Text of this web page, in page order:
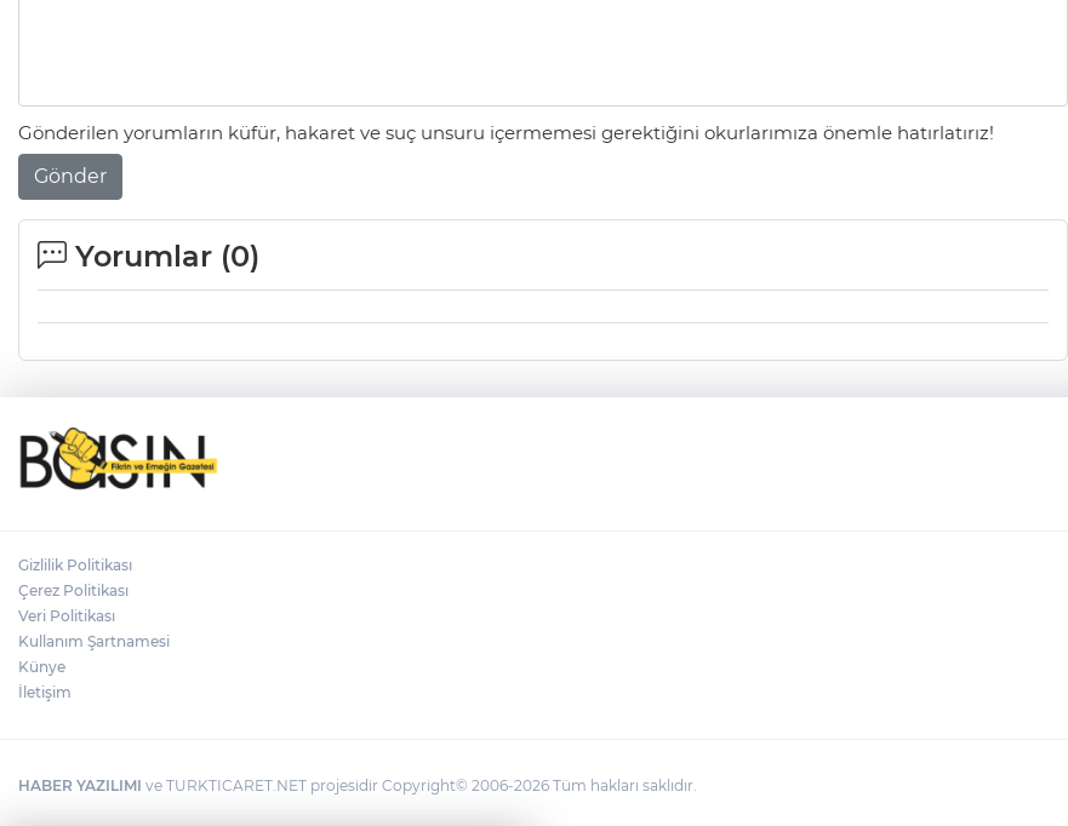
Gönderilen yorumların küfür, hakaret ve suç unsuru içermemesi gerektiğini okurlarımıza önemle hatırlatırız!
Gönder
Yorumlar (0)
Gizlilik Politikası
Çerez Politikası
Veri Politikası
Kullanım Şartnamesi
Künye
İletişim
HABER YAZILIMI ve TURKTICARET.NET projesidir Copyright© 2006-2026 Tüm hakları saklıdır.